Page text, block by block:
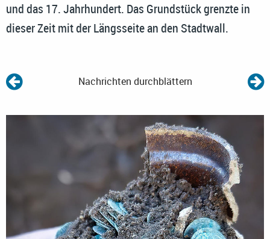
und das 17. Jahrhundert. Das Grundstück grenzte in
dieser Zeit mit der Längsseite an den Stadtwall.
Nachrichten durchblättern